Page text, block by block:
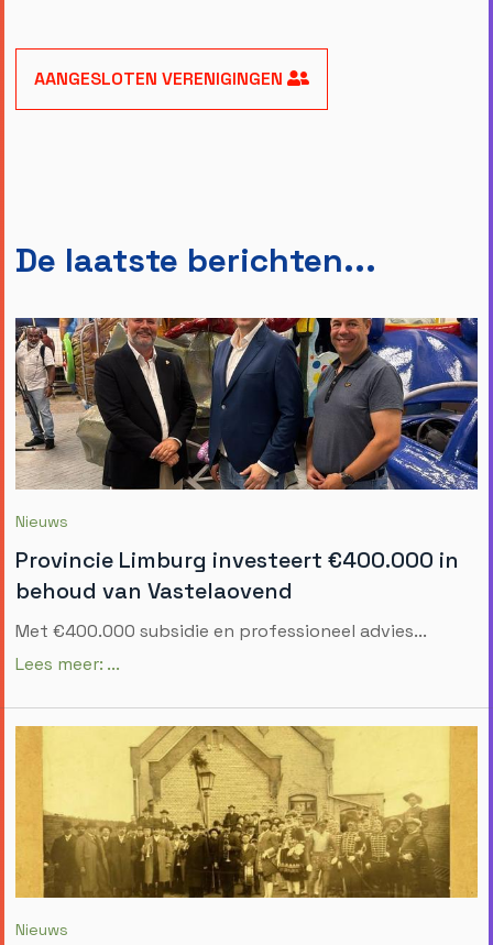
AANGESLOTEN VERENIGINGEN
De laatste berichten...
Nieuws
Provincie Limburg investeert €400.000 in
behoud van Vastelaovend
Met €400.000 subsidie en professioneel advies...
Lees meer: ...
Nieuws